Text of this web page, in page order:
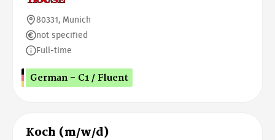
80331, Munich
not specified
Full-time
German - C1 / Fluent
Koch (m/w/d)